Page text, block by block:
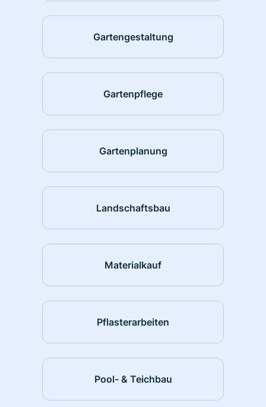
Gartengestaltung
Gartenpflege
Gartenplanung
Landschaftsbau
Materialkauf
Pflasterarbeiten
Pool- & Teichbau